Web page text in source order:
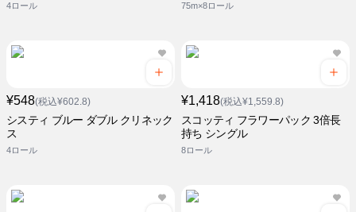
4ロール 75m×8ロール
¥548(税込¥602.8)
システィ ブルー ダブル クリネック
ス
4ロール
¥1,418(税込¥1,559.8)
スコッティ フラワーパック 3倍長
持ち シングル
8ロール